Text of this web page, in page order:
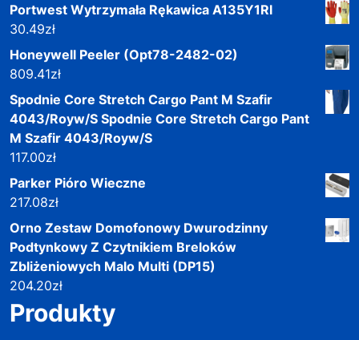
Portwest Wytrzymała Rękawica A135Y1Rl
30.49zł
Honeywell Peeler (Opt78-2482-02)
809.41zł
Spodnie Core Stretch Cargo Pant M Szafir
4043/Royw/S Spodnie Core Stretch Cargo Pant
M Szafir 4043/Royw/S
117.00zł
Parker Pióro Wieczne
217.08zł
Orno Zestaw Domofonowy Dwurodzinny
Podtynkowy Z Czytnikiem Breloków
Zbliżeniowych Malo Multi (DP15)
204.20zł
Produkty